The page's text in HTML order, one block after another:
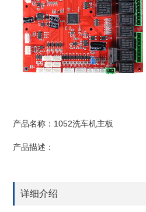
产品名称：1052洗车机主板
产品描述：
详细介绍